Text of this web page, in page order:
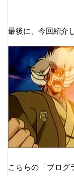
最後に、今回紹介
こちらの「ブログ